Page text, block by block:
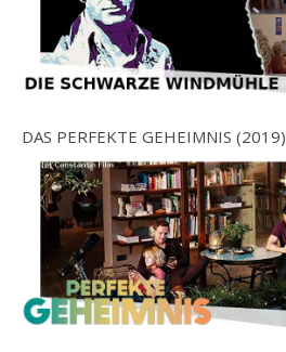
DAS PERFEKTE GEHEIMNIS (2019)